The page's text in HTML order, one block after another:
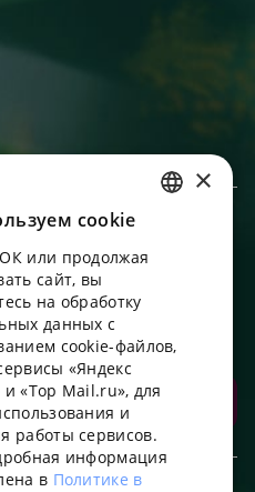
бонусов за покупки и
ENGLISH
UKRAINIAN
PORTUGUESE
FRENCH
×
сookie
или продолжая
сайт, вы
на обработку
данных с
cookie-файлов,
«Яндекс
«Top Mail.ru», для
и
работы сервисов.
информация
в Политике в